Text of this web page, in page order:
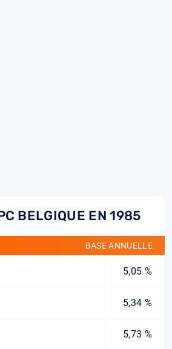
BELGIQUE EN 1985
BASE ANNUELLE
5,05 %
5,34 %
5,73 %